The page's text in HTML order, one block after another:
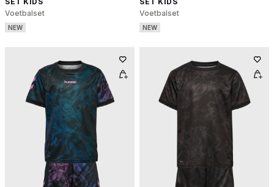
Voetbalset
NEW
Voetbalset
NEW